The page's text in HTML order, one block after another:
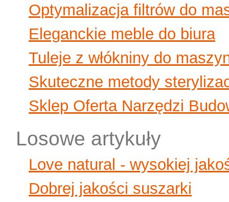
Optymalizacja filtrów do
Eleganckie meble do biura
Tuleje z włókniny do
Skuteczne metody
Sklep Oferta Narzędzi
Losowe artykuły
Love natural - wysokiej
Dobrej jakości suszarki